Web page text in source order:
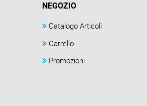
NEGOZIO
Catalogo Articoli
Carrello
Promozioni